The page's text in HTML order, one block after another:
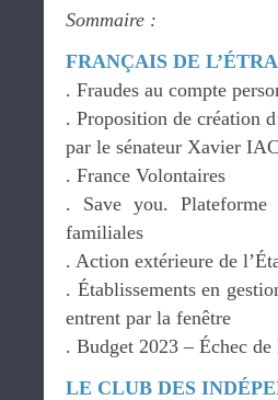
Sommaire :
FRANÇAIS DE
. Fraudes au compte
. Proposition de création
par le sénateur Xavier
. France Volontaires
. Save you.
familiales
. Action extérieure de
. Établissements en
entrent par la fenêtre
. Budget 2023 – Échec
LE CLUB DES